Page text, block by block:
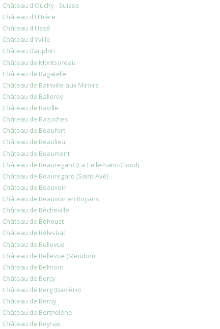
Château d'Ouchy - Suisse
Château d'Ultrère
Château d'Ussé
Château d'Yville
Château Dauphin
Château de Montsoreau
Château de Bagatelle
Château de Bainville aux Miroirs
Château de Balleroy
Château de Baville
Château de Bazoches
Château de Beaufort
Château de Beaulieu
Château de Beaumont
Château de Beauregard (La Celle-Saint-Cloud)
Château de Beauregard (Saint-Avé)
Château de Beauvoir
Château de Beauvoir en Royans
Château de Bècheville
Château de Béhoust
Château de Bélesbat
Château de Bellevue
Château de Bellevue (Meudon)
Château de Belmont
Château de Bercy
Château de Berg (Bavière)
Château de Berny
Château de Bertholène
Château de Beynac